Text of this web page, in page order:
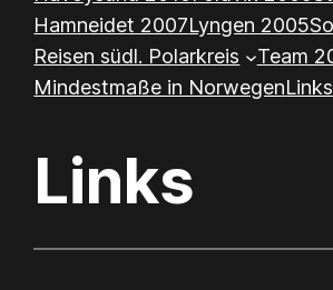
Hamneidet 2007Lyngen 2005
Reisen südl. Polarkreis
Team
Mindestmaße in NorwegenLinks
Links